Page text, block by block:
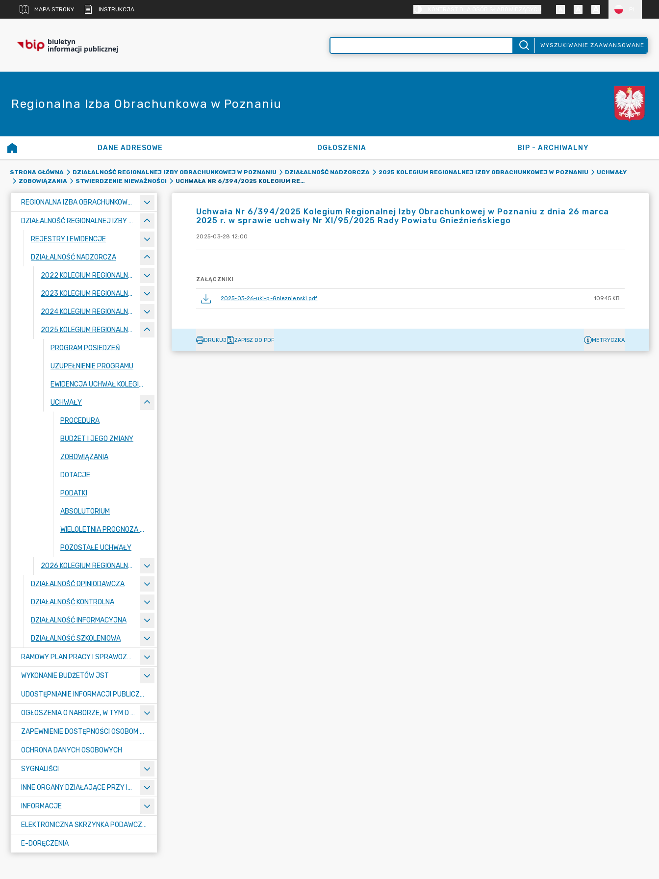
MAPA STRONY INSTRUKCJA
biuletyn
informacji publicznej WYSZUKIWANIE ZAAWANSOWANE
Regionalna Izba Obrachunkowa w Poznaniu
DANE ADRESOWE OGŁOSZENIA BIP - ARCHIWALNY
STRONA GŁÓWNA DZIAŁALNOŚĆ REGIONALNEJ IZBY OBRACHUNKOWEJ W POZNANIU DZIAŁALNOŚĆ NADZORCZA 2025 KOLEGIUM REGIONALNEJ IZBY OBRACHUNKOWEJ W POZNANIU
UCHWAŁY
ZOBOWIĄZANIA
STWIERDZENIE NIEWAŻNOŚCI UCHWAŁA NR 6/394/2025 KOLEGIUM REGIONALNEJ IZBY OBRACHUNKOWEJ W POZNANIU Z DNIA 26 MARCA 2025 R. W SPRAWIE UCHWAŁY NR XI/95/2025 RADY POWIATU GNIEŹNIEŃSKIEGO
REGIONALNA IZBA OBRACHUNKOWA W POZNANIU
DZIAŁALNOŚĆ REGIONALNEJ IZBY OBRACHUNKOWEJ W POZNANIU
REJESTRY I EWIDENCJE
DZIAŁALNOŚĆ NADZORCZA
2022 KOLEGIUM REGIONALNEJ IZBY OBRACHUNKOWEJ W POZNANIU
2023 KOLEGIUM REGIONALNEJ IZBY OBRACHUNKOWEJ W POZNANIU
2024 KOLEGIUM REGIONALNEJ IZBY OBRACHUNKOWEJ W POZNANIU
2025 KOLEGIUM REGIONALNEJ IZBY OBRACHUNKOWEJ W POZNANIU
PROGRAM POSIEDZEŃ
UZUPEŁNIENIE PROGRAMU
EWIDENCJA UCHWAŁ KOLEGIUM IZBY
UCHWAŁY
PROCEDURA
BUDŻET I JEGO ZMIANY
ZOBOWIĄZANIA
DOTACJE
PODATKI
ABSOLUTORIUM
WIELOLETNIA PROGNOZA FINANSOWA I JEJ ZMIANY
POZOSTAŁE UCHWAŁY
2026 KOLEGIUM REGIONALNEJ IZBY OBRACHUNKOWEJ W POZNANIU
DZIAŁALNOŚĆ OPINIODAWCZA
DZIAŁALNOŚĆ KONTROLNA
DZIAŁALNOŚĆ INFORMACYJNA
DZIAŁALNOŚĆ SZKOLENIOWA
RAMOWY PLAN PRACY I SPRAWOZDANIA Z DZIAŁALNOŚCI IZBY
WYKONANIE BUDŻETÓW JST
UDOSTĘPNIANIE INFORMACJI PUBLICZNEJ
OGŁOSZENIA O NABORZE, W TYM O KONKURSACH
ZAPEWNIENIE DOSTĘPNOŚCI OSOBOM ZE SZCZEGÓŁNYMI POTRZEBAMI
OCHRONA DANYCH OSOBOWYCH
SYGNALIŚCI
INNE ORGANY DZIAŁAJĄCE PRZY IZBIE
INFORMACJE
ELEKTRONICZNA SKRZYNKA PODAWCZA E-PUAP
E-DORĘCZENIA
Uchwała Nr 6/394/2025 Kolegium Regionalnej Izby Obrachunkowej w Poznaniu z dnia 26 marca
2025 r. w sprawie uchwały Nr XI/95/2025 Rady Powiatu Gnieźnieńskiego
2025-03-28 12:00
ZAŁĄCZNIKI
2025-03-26-uki-p-Gnieznienski.pdf 109.45 KB
DRUKUJ ZAPISZ DO PDF METRYCZKA